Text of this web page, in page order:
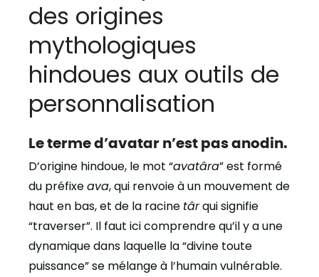
des origines
mythologiques
hindoues aux outils de
personnalisation
Le terme d’avatar n’est pas anodin.
D’origine hindoue, le mot “avatâra” est formé
du préfixeava, qui renvoie à un mouvement de
haut en bas, et de la racine târqui signifie
“traverser”. Il faut ici comprendre qu’il y a une
dynamique dans laquelle la “divine toute
puissance” se mélange à l’humain vulnérable.